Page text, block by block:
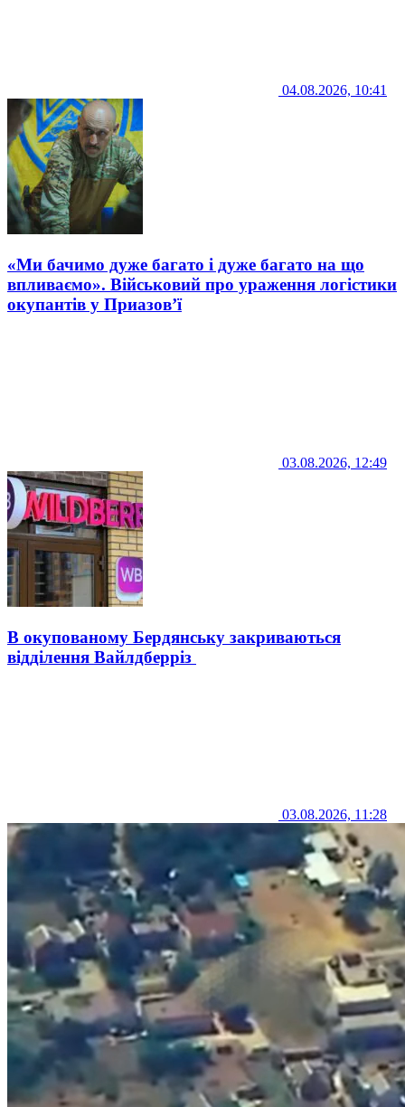
04.08.2026, 10:41
«Ми бачимо дуже багато і дуже багато на що
впливаємо». Військовий про ураження логістики
окупантів у Приазов’ї
03.08.2026, 12:49
В окупованому Бердянську закриваються
відділення Вайлдберріз
03.08.2026, 11:28